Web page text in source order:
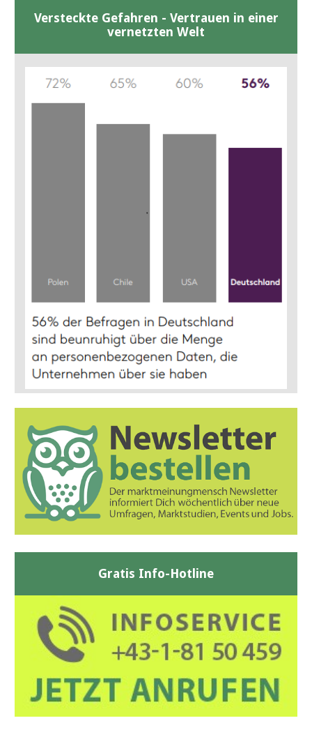
Versteckte Gefahren - Vertrauen in einer
vernetzten Welt
Gratis Info-Hotline